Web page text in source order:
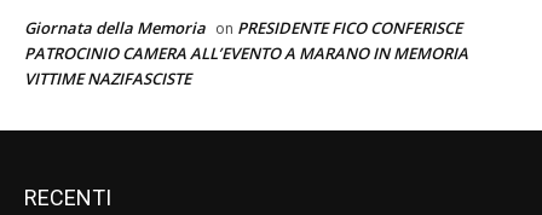
Giornata della Memoria on PRESIDENTE FICO CONFERISCE
PATROCINIO CAMERA ALL’EVENTO A MARANO IN MEMORIA
VITTIME NAZIFASCISTE
RECENTI